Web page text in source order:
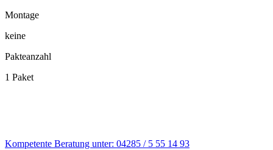
Montage
keine
Pakteanzahl
1 Paket
Kompetente Beratung unter: 04285 / 5 55 14 93